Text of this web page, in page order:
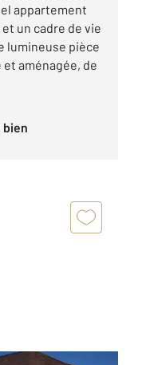
appartement
un cadre de vie
lumineuse pièce
aménagée, de
bien